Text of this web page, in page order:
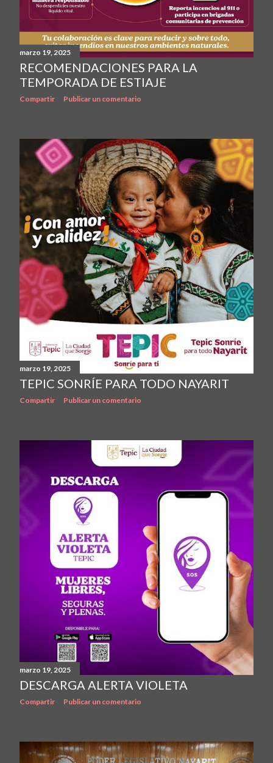
marzo 19, 2025
RECOMENDACIONES PARA LA
TEMPORADA DE ESTIAJE
Compartir Publicar un comentario
marzo 19, 2025
TEPIC SONRÍE PARA TODO NAYARIT
Compartir Publicar un comentario
marzo 19, 2025
DESCARGA ALERTA VIOLETA
Compartir Publicar un comentario